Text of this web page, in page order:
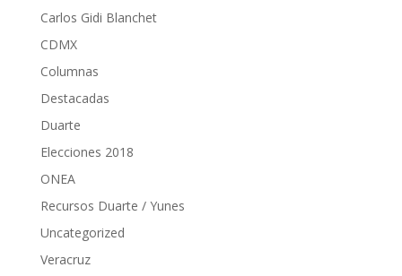
Carlos Gidi Blanchet
CDMX
Columnas
Destacadas
Duarte
Elecciones 2018
ONEA
Recursos Duarte / Yunes
Uncategorized
Veracruz